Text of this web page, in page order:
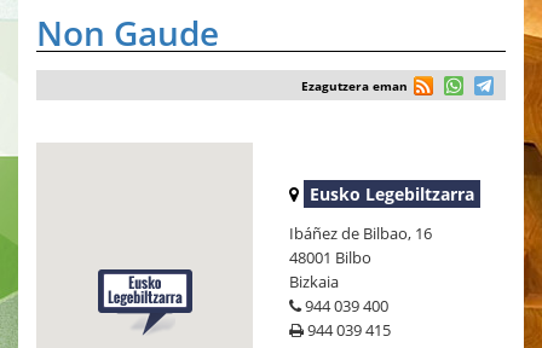
Non Gaude
Ezagutzera eman
Eusko Legebiltzarra
Ibáñez de Bilbao, 16
48001 Bilbo
Bizkaia
944 039 400
944 039 415